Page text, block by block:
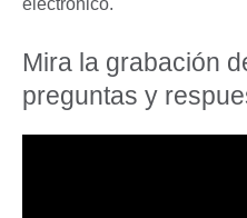
electrónico.
Mira la grabación
preguntas y